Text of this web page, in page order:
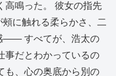
高鳴った。 彼女の指先
に触れる柔らかさ、二
—— すべてが、浩太の
事だとわかっているの
、心の奥底から別の